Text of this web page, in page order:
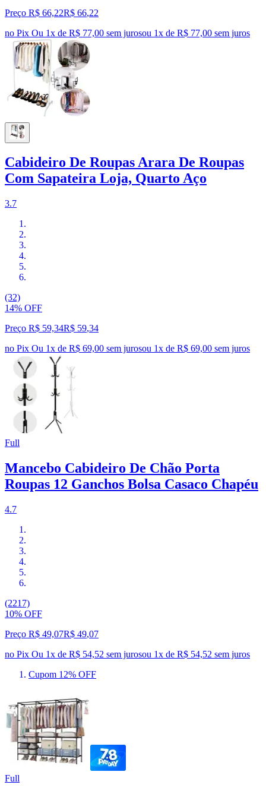
Preço R$ 66,22R$ 66,22
no Pix Ou 1x de R$ 77,00 sem jurosou 1x de R$ 77,00 sem juros
Cabideiro De Roupas Arara De Roupas
Com Sapateira Loja, Quarto Aço
3.7
(32)
14% OFF
Preço R$ 59,34R$ 59,34
no Pix Ou 1x de R$ 69,00 sem jurosou 1x de R$ 69,00 sem juros
Full
Mancebo Cabideiro De Chão Porta
Roupas 12 Ganchos Bolsa Casaco Chapéu
4.7
(2217)
10% OFF
Preço R$ 49,07R$ 49,07
no Pix Ou 1x de R$ 54,52 sem jurosou 1x de R$ 54,52 sem juros
Cupom 12% OFF
Full